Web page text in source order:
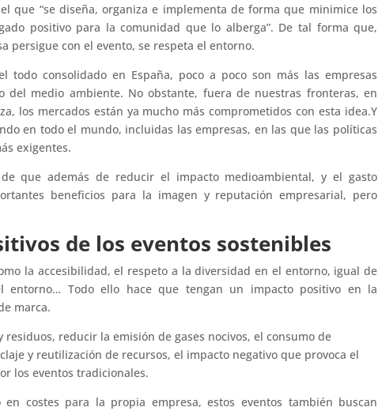
que “se diseña, organiza e implementa de forma que minimice los
positivo para la comunidad que lo alberga”. De tal forma que,
persigue con el evento, se respeta el entorno.
consolidado en España, poco a poco son más las empresas
del medio ambiente. No obstante, fuera de nuestras fronteras, en
los mercados están ya mucho más comprometidos con esta idea.Y
en todo el mundo, incluidas las empresas, en las que las políticas
exigentes.
que además de reducir el impacto medioambiental, y el gasto
beneficios para la imagen y reputación empresarial, pero
de los eventos sostenibles
la accesibilidad, el respeto a la diversidad en el entorno, igual de
entorno… Todo ello hace que tengan un impacto positivo en la
marca.
reducir la emisión de gases nocivos, el consumo de
y reutilización de recursos, el impacto negativo que provoca el
los eventos tradicionales.
costes para la propia empresa, estos eventos también buscan